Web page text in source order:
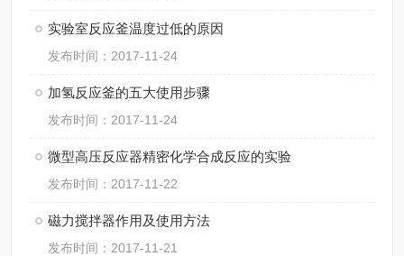
实验室反应釜温度过低的原因
发布时间：2017-11-24
加氢反应釜的五大使用步骤
发布时间：2017-11-24
微型高压反应器精密化学合成反应的实验
发布时间：2017-11-22
磁力搅拌器作用及使用方法
发布时间：2017-11-21